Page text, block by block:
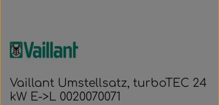
Vaillant Umstellsatz, turboTEC 24
kW E->L 0020070071